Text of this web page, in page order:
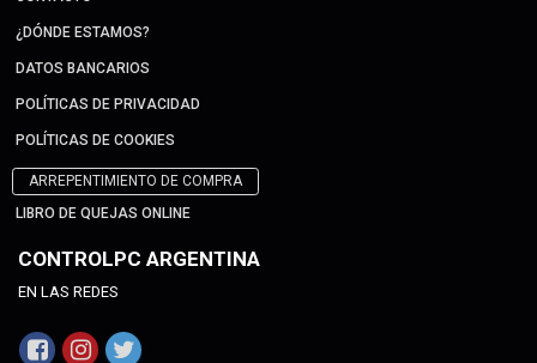
¿DÓNDE ESTAMOS?
DATOS BANCARIOS
POLÍTICAS DE PRIVACIDAD
POLÍTICAS DE COOKIES
ARREPENTIMIENTO DE COMPRA
LIBRO DE QUEJAS ONLINE
CONTROLPC ARGENTINA
EN LAS REDES